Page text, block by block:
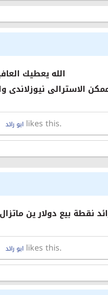
الله يعطيك
الاسترالى نيوزلاندى
ابو رائدlikes this.
بيع دولار ين ماتزال 11353 ام هناك
ابو رائدlikes this.